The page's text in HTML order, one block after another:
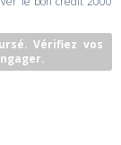
Vérifiez vos